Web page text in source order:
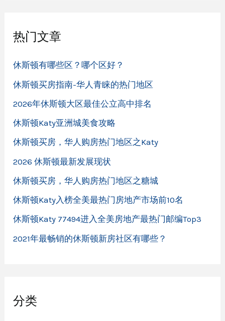
热门文章
休斯顿有哪些区？哪个区好？
休斯顿买房指南-华人青睐的热门地区
2026年休斯顿大区最佳公立高中排名
休斯顿Katy亚洲城美食攻略
休斯顿买房，华人购房热门地区之Katy
2026 休斯顿最新发展现状
休斯顿买房，华人购房热门地区之糖城
休斯顿Katy入榜全美最热门房地产市场前10名
休斯顿Katy 77494进入全美房地产最热门邮编Top3
2021年最畅销的休斯顿新房社区有哪些？
分类